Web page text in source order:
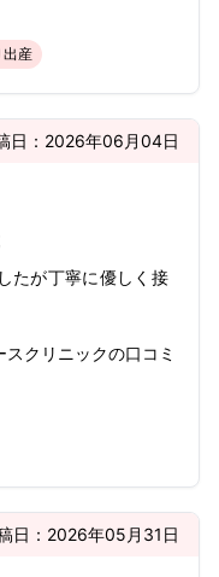
出産
日： 2026年06月04日
たが丁寧に優しく接
スクリニックの口コミ
日： 2026年05月31日